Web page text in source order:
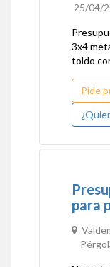
25/04/
3x4
toldo
Pide
para